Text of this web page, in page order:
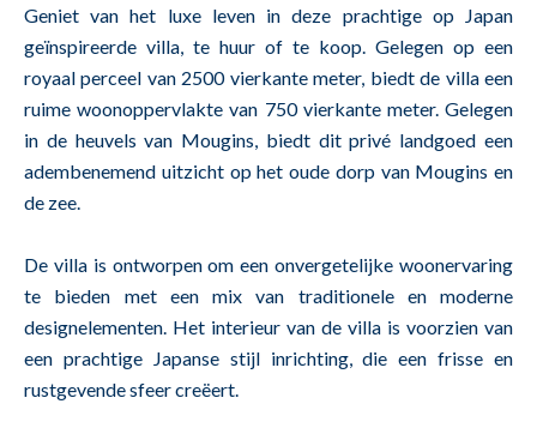
Geniet van het luxe leven in deze prachtige op Japan
geïnspireerde villa, te huur of te koop. Gelegen op een
royaal perceel van 2500 vierkante meter, biedt de villa een
ruime woonoppervlakte van 750 vierkante meter. Gelegen
in de heuvels van Mougins, biedt dit privé landgoed een
adembenemend uitzicht op het oude dorp van Mougins en
de zee.
De villa is ontworpen om een onvergetelijke woonervaring
te bieden met een mix van traditionele en moderne
designelementen. Het interieur van de villa is voorzien van
een prachtige Japanse stijl inrichting, die een frisse en
rustgevende sfeer creëert.